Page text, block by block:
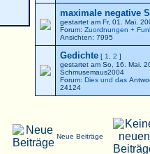
maximale negative
gestartet am Fr, 01. Mai.
Forum: Zuordnungen +
Ansichten: 7995
Gedichte [ 1 2 ]
gestartet am So, 16. Mai.
Schmusemaus2004
Forum: Dies und das
24124
Neue Beiträge